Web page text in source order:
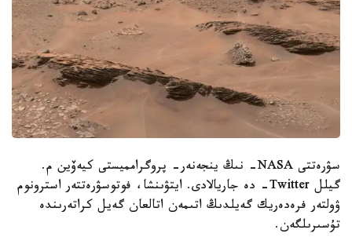
سۋرەتتى NASA- نىڭ ينجەنەر- پروگرامميستى كيەۆين م.
گيلل Twitter- دە جاريالادى. ايتۋىنشا، فوتوسۋرەتتەر استرونوم
ۋولتەر فرەدەريك گەيلدىڭ اتىمەن اتالعان گەيل كراتەرىندە
تۇسىرىلگەن.